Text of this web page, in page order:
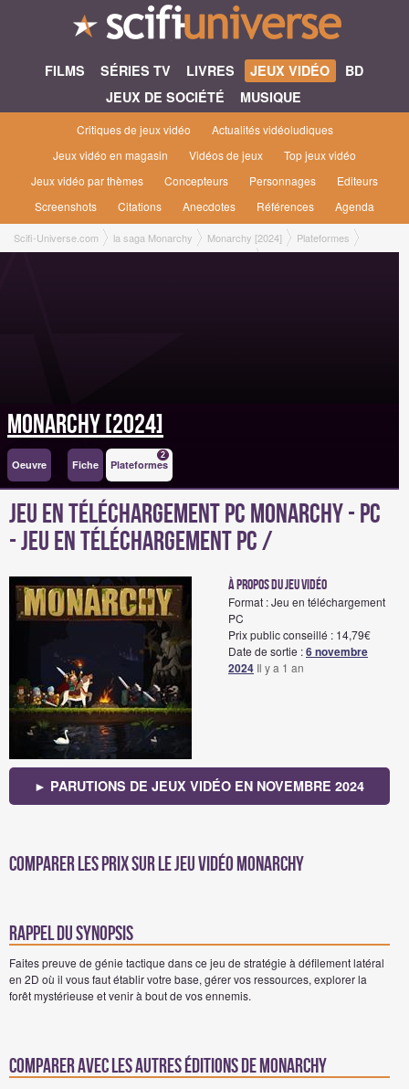
FILMS SÉRIES TV LIVRES JEUX VIDÉO
BD
JEUX DE SOCIÉTÉ
MUSIQUE
Critiques de jeux vidéo
Actualités vidéoludiques
Jeux vidéo en magasin
Vidéos de jeux
Top jeux vidéo
Jeux vidéo par thèmes
Concepteurs Personnages
Editeurs
Screenshots
Citations Anecdotes Références Agenda
Scifi-Universe.com la saga Monarchy Monarchy [2024]
Plateformes
Jeu en téléchargement PC Jeu en téléchargement PC
Monarchy [2024]
Oeuvre Fiche Plateformes
2
Jeu en téléchargement PC Monarchy - PC
- Jeu en téléchargement PC /
à propos du jeu vidéo
Format : Jeu en téléchargement
PC
Prix public conseillé : 14,79€
Date de sortie :6 novembre
2024 Il y a 1 an
► PARUTIONS DE JEUX VIDÉO EN NOVEMBRE 2024
Comparer les prix sur Le jeu vidéo Monarchy
Rappel du synopsis
Faites preuve de génie tactique dans ce jeu de stratégie à défilement latéral
en 2D où il vous faut établir votre base, gérer vos ressources, explorer la
forêt mystérieuse et venir à bout de vos ennemis.
Comparer avec les autres éditions de Monarchy